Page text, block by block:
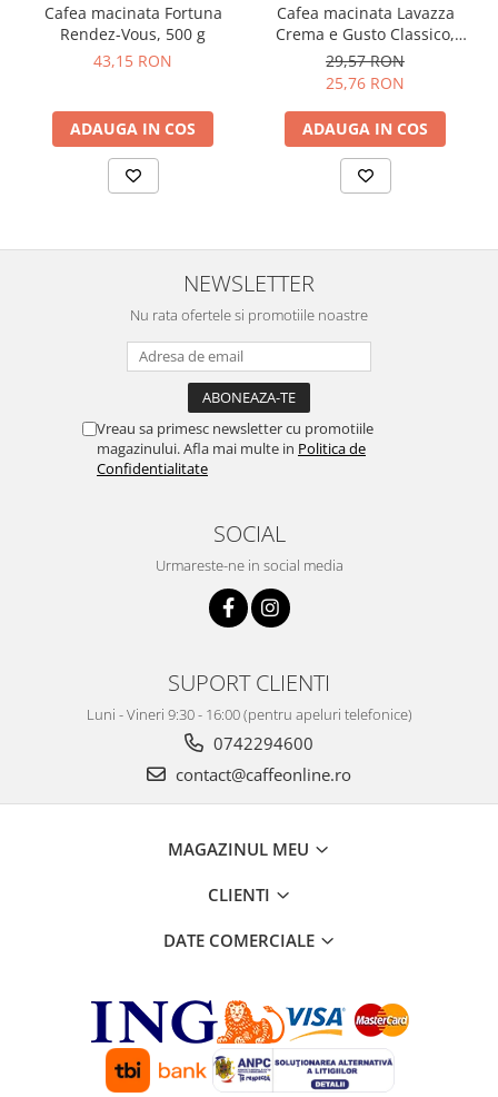
Cafea macinata Fortuna
Rendez-Vous, 500 g
43,15 RON
ADAUGA IN COS
Cafea macinata Lavazza
Crema e Gusto Classico,
250g
29,57 RON
25,76 RON
ADAUGA IN COS
NEWSLETTER
Nu rata ofertele si promotiile noastre
Vreau sa primesc newsletter cu promotiile
magazinului. Afla mai multe in Politica de
Confidentialitate
SOCIAL
Urmareste-ne in social media
SUPORT CLIENTI
Luni - Vineri 9:30 - 16:00 (pentru apeluri telefonice)
0742294600
contact@caffeonline.ro
MAGAZINUL MEU
CLIENTI
DATE COMERCIALE